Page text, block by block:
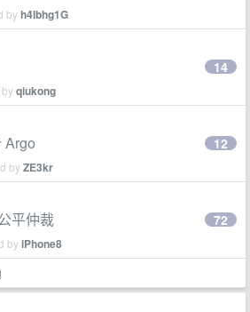
byh4lbhg1G
qiukong
14
Argo
byZE3kr
12
平仲裁
byiPhone8
72